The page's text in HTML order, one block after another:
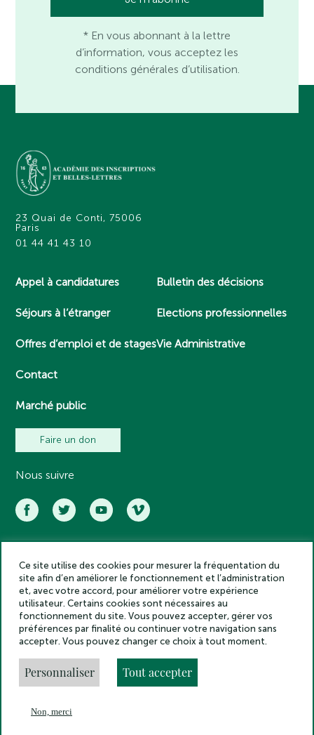
* En vous abonnant à la lettre
d’information, vous acceptez les
conditions générales d’utilisation.
23 Quai de Conti, 75006
Paris
01 44 41 43 10
Appel à candidatures
Séjours à l’étranger
Offres d’emploi et de stages
Contact
Marché public
Bulletin des décisions
Elections professionnelles
Vie Administrative
Faire un don
Nous suivre
Académie des inscriptions et belles lettres – Tous droits réservés
2025
Politique de confidentialité
Mentions légales
Crédits
Gestion des cookies
Made by
Ce site utilise des cookies pour mesurer la fréquentation du
site afin d’en améliorer le fonctionnement et l’administration
et, avec votre accord, pour améliorer votre expérience
utilisateur. Certains cookies sont nécessaires au
fonctionnement du site. Vous pouvez accepter, gérer vos
préférences par finalité ou continuer votre navigation sans
accepter. Vous pouvez changer ce choix à tout moment.
Personnaliser Tout accepter
Non, merci